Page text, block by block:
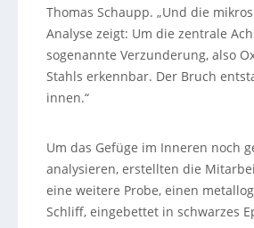
Thomas Schaupp. „Und die
Analyse zeigt: Um die zentrale
sogenannte Verzunderung, also
Stahls erkennbar. Der Bruch
innen.“
Um das Gefüge im Inneren noch
analysieren, erstellten die
eine weitere Probe, einen
Schliff, eingebettet in schwarzes